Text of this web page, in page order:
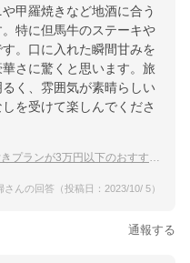
甲羅焼きなど地酒に合う
特に但馬牛のステーキや
。口に入れた瞬間甘みを
さに驚くと思います。旅
く、雰囲気が素晴らしい
を受けて楽しんでくださ
ンが3万円以下のおすすめ温泉宿は？
んの回答（投稿日：2023/10/ 5）
通報する